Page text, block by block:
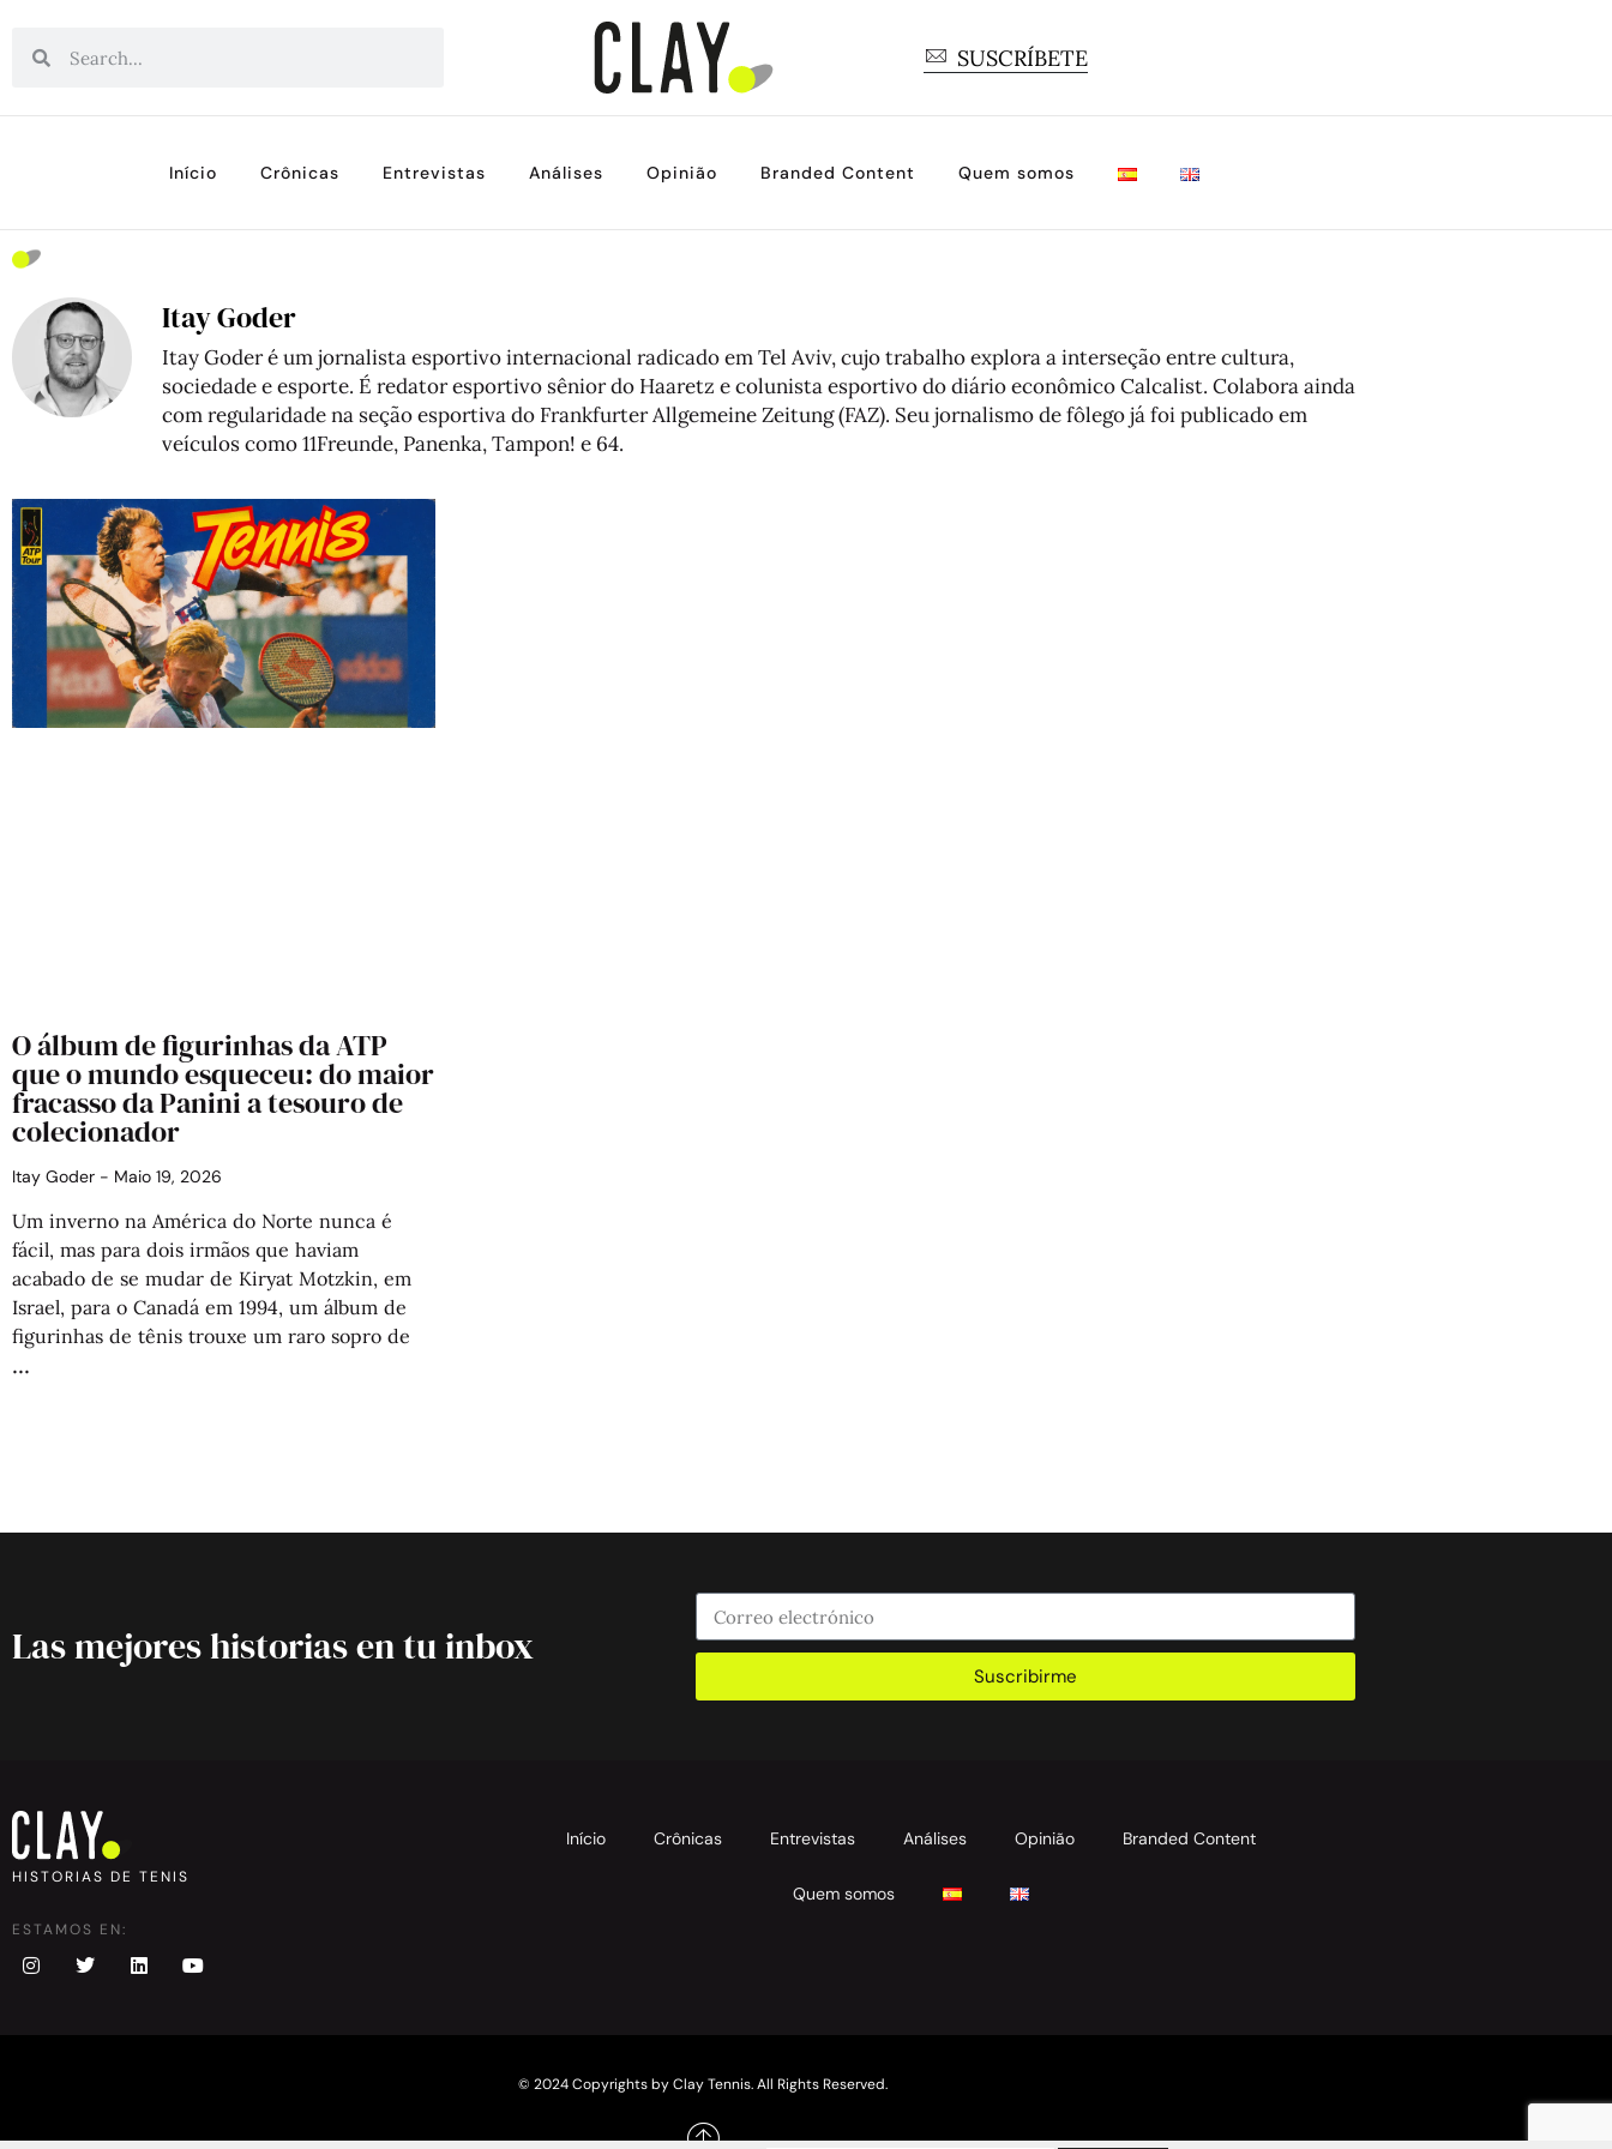
SUSCRÍBETE
Início Crônicas Entrevistas Análises Opinião Branded Content Quem somos
Itay Goder
Itay Goder é um jornalista esportivo internacional radicado em Tel Aviv, cujo trabalho explora a interseção entre cultura,
sociedade e esporte. É redator esportivo sênior do Haaretz e colunista esportivo do diário econômico Calcalist. Colabora ainda
com regularidade na seção esportiva do Frankfurter Allgemeine Zeitung (FAZ). Seu jornalismo de fôlego já foi publicado em
veículos como 11Freunde, Panenka, Tampon! e 64.
O álbum de figurinhas da ATP
que o mundo esqueceu: do maior
fracasso da Panini a tesouro de
colecionador
Itay Goder Maio 19, 2026
Um inverno na América do Norte nunca é
fácil, mas para dois irmãos que haviam
acabado de se mudar de Kiryat Motzkin, em
Israel, para o Canadá em 1994, um álbum de
figurinhas de tênis trouxe um raro sopro de
Las mejores historias en tu inbox
Suscribirme
HISTORIAS DE TENIS
ESTAMOS EN:
Início Crônicas Entrevistas Análises Opinião Branded Content
Quem somos
© 2024 Copyrights by Clay Tennis. All Rights Reserved.